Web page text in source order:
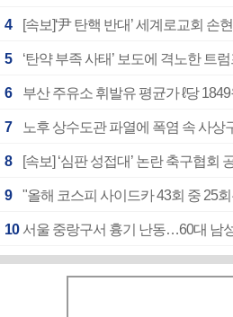
4 [속보]‘尹 탄핵 반대’ 세계로교회 손
5
6 부산 주유소 휘발유 평균가 ℓ당
7 노후 상수도관 파열에 폭염 속 사상
8
9 "올해 코스피 사이드카 43회 중 25
10 서울 중랑구서 흉기 난동…60대 남